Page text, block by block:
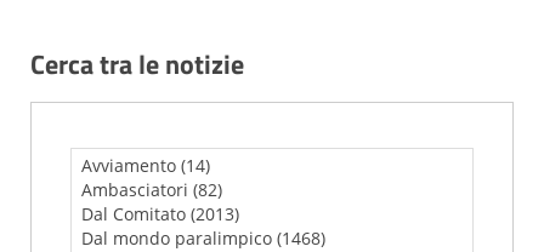
Cerca tra le notizie